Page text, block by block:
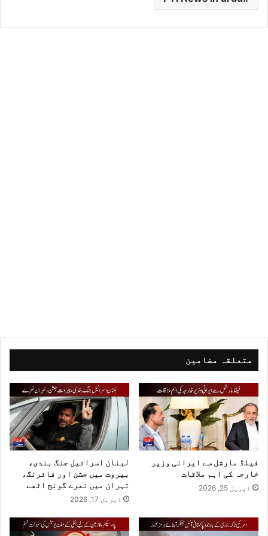
متعلقہ مضامین
فیلڈ مارشل سے ایرانی وزیر
خارجہ کی اہم ملاقات
اپریل 25, 2026
لبنان اسرائیل جنگ بندی،
بیروت میں جشن اور فائرنگ،
تہران میں نعرے گونج اٹھے
اپریل 17, 2026